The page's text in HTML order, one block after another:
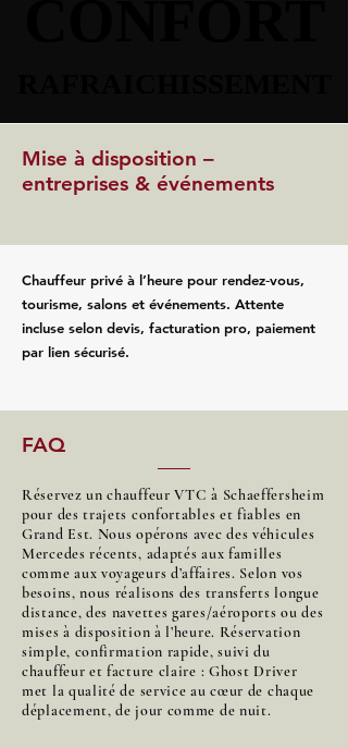
Mise à disposition –
entreprises & événements
Chauffeur privé à l’heure pour rendez‑vous,
tourisme, salons et événements. Attente
incluse selon devis, facturation pro, paiement
par lien sécurisé.
FAQ
Réservez un chauffeur VTC à Schaeffersheim
pour des trajets confortables et fiables en
Grand Est. Nous opérons avec des véhicules
Mercedes récents, adaptés aux familles
comme aux voyageurs d’affaires. Selon vos
besoins, nous réalisons des transferts longue
distance, des navettes gares/aéroports ou des
mises à disposition à l’heure. Réservation
simple, confirmation rapide, suivi du
chauffeur et facture claire : Ghost Driver
met la qualité de service au cœur de chaque
déplacement, de jour comme de nuit.